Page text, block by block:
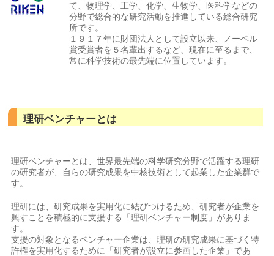
て、物理学、工学、化学、生物学、医科学などの
分野で総合的な研究活動を推進している総合研究
所です。
１９１７年に財団法人として設立以来、ノーベル
賞受賞者を５名輩出するなど、現在に至るまで、
常に科学技術の最先端に位置しています。
理研ベンチャーとは
理研ベンチャーとは、世界最先端の科学研究分野で活躍する理研
の研究者が、自らの研究成果を中核技術として起業した企業群で
す。
理研には、研究成果を実用化に結びつけるため、研究者が企業を
興すことを積極的に支援する「理研ベンチャー制度」がありま
す。
支援の対象となるベンチャー企業は、理研の研究成果に基づく特
許権を実用化するために「研究者が設立に参画した企業」であ